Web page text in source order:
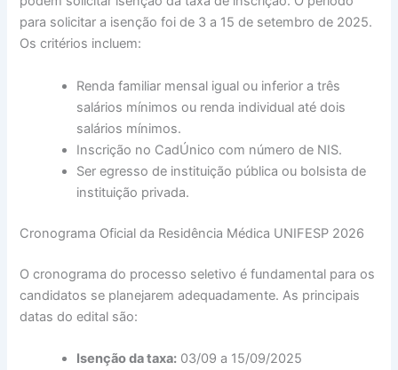
para solicitar a isenção foi de 3 a 15 de setembro de 2025.
Os critérios incluem:
Renda familiar mensal igual ou inferior a três
salários mínimos ou renda individual até dois
salários mínimos.
Inscrição no CadÚnico com número de NIS.
Ser egresso de instituição pública ou bolsista de
instituição privada.
Cronograma Oficial da Residência Médica UNIFESP 2026
O cronograma do processo seletivo é fundamental para os
candidatos se planejarem adequadamente. As principais
datas do edital são:
Isenção da taxa: 03/09 a 15/09/2025